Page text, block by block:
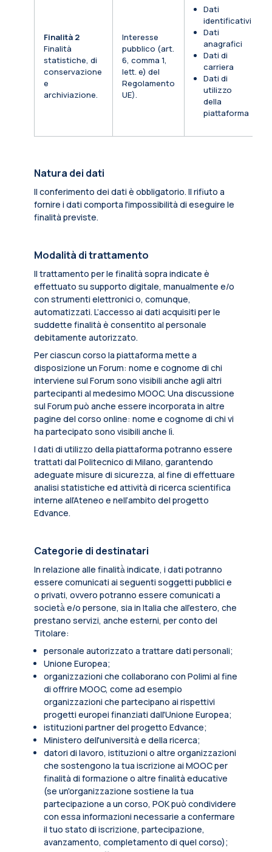
Finalità 2
Finalità
statistiche, di
conservazione
e
archiviazione.
Interesse
pubblico (art.
6, comma 1,
lett. e) del
Regolamento
UE).
Dati
identificativi
Dati
anagrafici
Dati di
carriera
Dati di
utilizzo
della
piattaforma
Natura dei dati
Il conferimento dei dati è obbligatorio. Il rifiuto a
fornire i dati comporta l'impossibilità di eseguire le
finalità previste.
Modalità di trattamento
Il trattamento per le finalità sopra indicate è
effettuato su supporto digitale, manualmente e/o
con strumenti elettronici o, comunque,
automatizzati. L’accesso ai dati acquisiti per le
suddette finalità è consentito al personale
debitamente autorizzato.
Per ciascun corso la piattaforma mette a
disposizione un Forum: nome e cognome di chi
interviene sul Forum sono visibili anche agli altri
partecipanti al medesimo MOOC. Una discussione
sul Forum può anche essere incorporata in altre
pagine del corso online: nome e cognome di chi vi
ha partecipato sono visibili anche lì.
I dati di utilizzo della piattaforma potranno essere
trattati dal Politecnico di Milano, garantendo
adeguate misure di sicurezza, al fine di effettuare
analisi statistiche ed attività di ricerca scientifica
interne all’Ateneo e nell’ambito del progetto
Edvance.
Categorie di destinatari
In relazione alle finalità̀ indicate, i dati potranno
essere comunicati ai seguenti soggetti pubblici e
o privati, ovvero potranno essere comunicati a
società̀ e/o persone, sia in Italia che all’estero, che
prestano servizi, anche esterni, per conto del
Titolare:
personale autorizzato a trattare dati personali;
Unione Europea;
organizzazioni che collaborano con Polimi al fine
di offrire MOOC, come ad esempio
organizzazioni che partecipano ai rispettivi
progetti europei finanziati dall'Unione Europea;
istituzioni partner del progetto Edvance;
Ministero dell'università e della ricerca;
datori di lavoro, istituzioni o altre organizzazioni
che sostengono la tua iscrizione ai MOOC per
finalità di formazione o altre finalità educative
(se un'organizzazione sostiene la tua
partecipazione a un corso, POK può condividere
con essa informazioni necessarie a confermare
il tuo stato di iscrizione, partecipazione,
avanzamento, completamento di quel corso);